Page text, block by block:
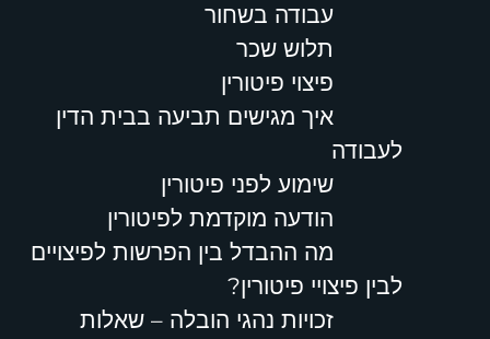
עבודה בשחור
תלוש שכר
פיצוי פיטורין
איך מגישים תביעה בבית הדין
לעבודה
שימוע לפני פיטורין
הודעה מוקדמת לפיטורין
מה ההבדל בין הפרשות לפיצויים
לבין פיצויי פיטורין?
זכויות נהגי הובלה – שאלות